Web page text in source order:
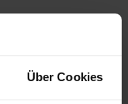
Über Cookies
das